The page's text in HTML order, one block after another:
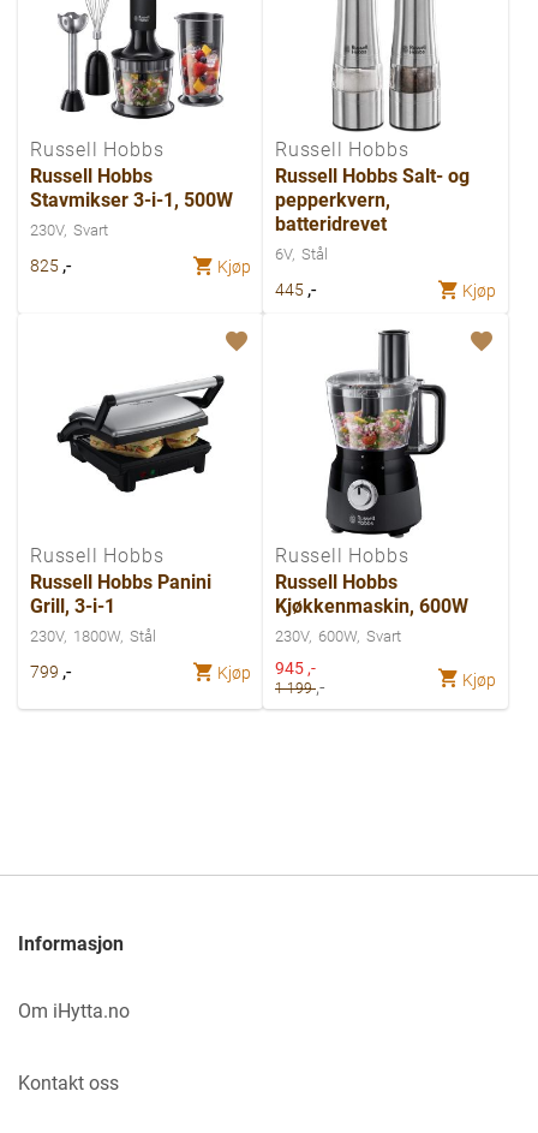
Russell Hobbs
Russell Hobbs
Stavmikser 3-i-1, 500W
230V Svart
825 ,- Kjøp
Russell Hobbs
Russell Hobbs Salt- og
pepperkvern,
batteridrevet
6V Stål
445 ,- Kjøp
Russell Hobbs
Russell Hobbs Panini
Grill, 3-i-1
230V 1800W Stål
799 ,- Kjøp
Russell Hobbs
Russell Hobbs
Kjøkkenmaskin, 600W
230V 600W Svart
Spesialpris
945 ,-
1 199,- Kjøp
Informasjon
Om iHytta.no
Kontakt oss